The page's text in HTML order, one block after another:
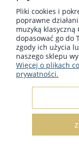
Płyty
Copyright ©
Pliki cookies i
poprawne
muzyką
dopasować go do
zgody ich użycia
naszego sklepu
Więcej o plikach
prywatności.